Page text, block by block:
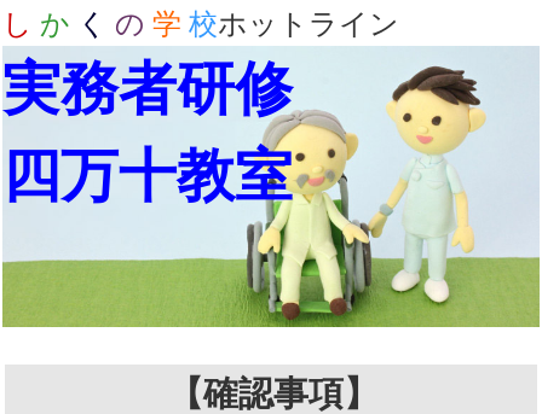
し か く の 学 校ホットライン
実務者研修
四万十教室
【確認事項】